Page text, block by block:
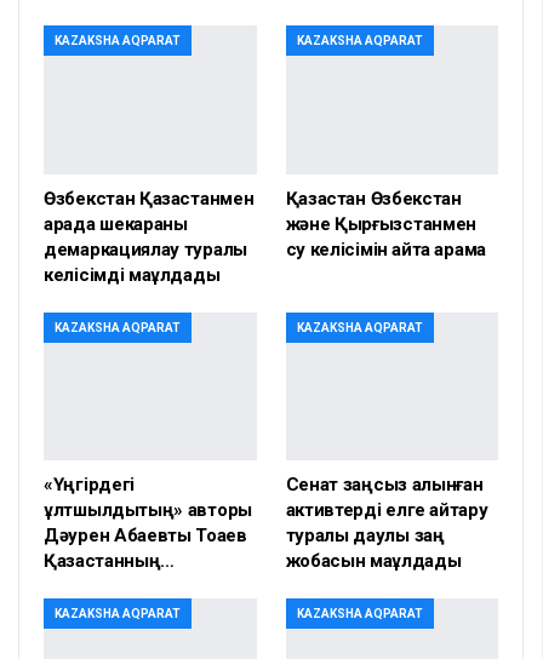
KAZAKSHA AQPARAT
Өзбекстан Қазақстанмен
арада шекараны
демаркациялау туралы
келісімді мақұлдады
KAZAKSHA AQPARAT
Қазақстан Өзбекстан
және Қырғызстанмен
су келісімін қайта қарамақ
KAZAKSHA AQPARAT
«Үңгірдегі
ұлтшылдықтың» авторы
Дәурен Абаевты Тоқаев
Қазақстанның…
KAZAKSHA AQPARAT
Сенат заңсыз алынған
активтерді елге қайтару
туралы даулы заң
жобасын мақұлдады
KAZAKSHA AQPARAT KAZAKSHA AQPARAT